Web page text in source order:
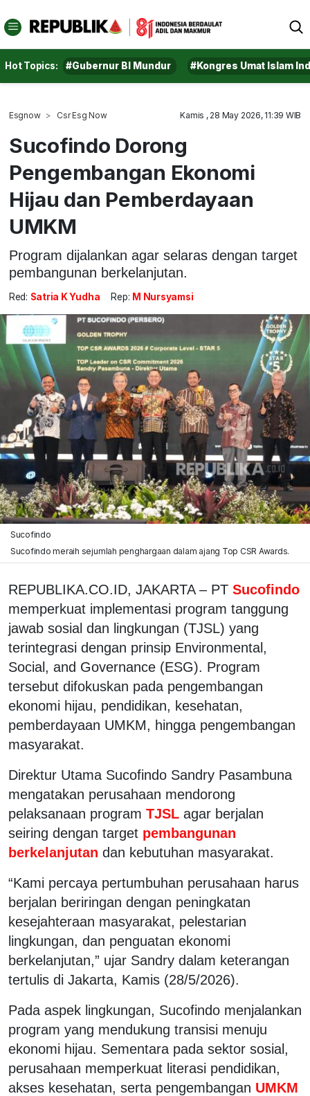
Hot Topics: #Gubernur BI Mundur #Kongres Umat Islam
Esgnow Csr Esg Now Kamis , 28 May 2026, 11:39 WIB
Sucofindo Dorong
Pengembangan Ekonomi
Hijau dan Pemberdayaan
UMKM
Program dijalankan agar selaras dengan target
pembangunan berkelanjutan.
Red: Satria K Yudha Rep: M Nursyamsi
Sucofindo
Sucofindo meraih sejumlah penghargaan dalam ajang Top CSR Awards.
REPUBLIKA.CO.ID, JAKARTA – PT Sucofindo
memperkuat implementasi program tanggung
jawab sosial dan lingkungan (TJSL) yang
terintegrasi dengan prinsip Environmental,
Social, and Governance (ESG). Program
tersebut difokuskan pada pengembangan
ekonomi hijau, pendidikan, kesehatan,
pemberdayaan UMKM, hingga pengembangan
masyarakat.
Direktur Utama Sucofindo Sandry Pasambuna
mengatakan perusahaan mendorong
pelaksanaan program TJSL agar berjalan
seiring dengan target pembangunan
berkelanjutan dan kebutuhan masyarakat.
“Kami percaya pertumbuhan perusahaan harus
berjalan beriringan dengan peningkatan
kesejahteraan masyarakat, pelestarian
lingkungan, dan penguatan ekonomi
berkelanjutan,” ujar Sandry dalam keterangan
tertulis di Jakarta, Kamis (28/5/2026).
Pada aspek lingkungan, Sucofindo menjalankan
program yang mendukung transisi menuju
ekonomi hijau. Sementara pada sektor sosial,
perusahaan memperkuat literasi pendidikan,
akses kesehatan, serta pengembangan UMKM